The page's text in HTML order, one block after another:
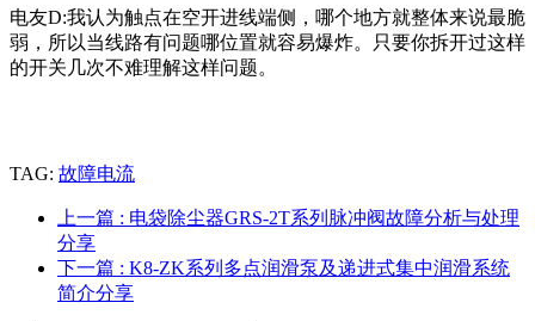
电友D:我认为触点在空开进线端侧，哪个地方就整体来说最脆
弱，所以当线路有问题哪位置就容易爆炸。只要你拆开过这样
的开关几次不难理解这样问题。
TAG: 故障电流
上一篇 : 电袋除尘器GRS-2T系列脉冲阀故障分析与处理
分享
下一篇 : K8-ZK系列多点润滑泵及递进式集中润滑系统
简介分享